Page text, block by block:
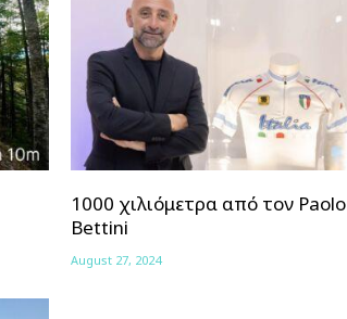
1000 χιλιόμετρα από τον Paolo
Bettini
August 27, 2024